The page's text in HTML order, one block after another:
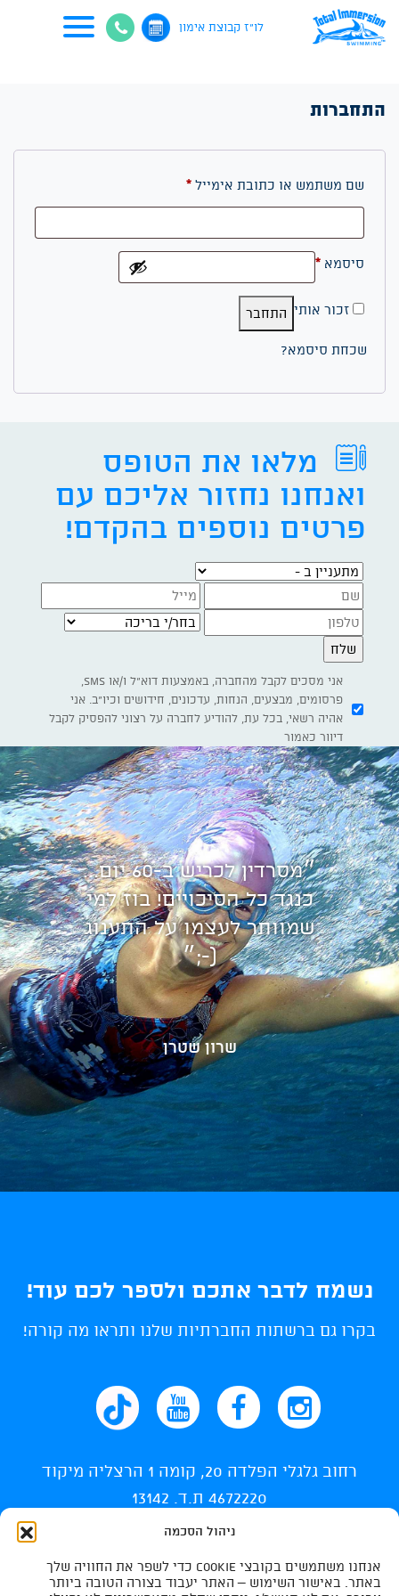
ניהול הסכמה
אנחנו משתמשים בקובצי Cookie כדי לשפר את החוויה שלך
באתר. באישור השימוש – האתר יעבוד בצורה הטובה ביותר
לו"ז קבוצת אימון
דף הבית>החשבון שלי
התחברות
שם משתמש או כתובת אימייל *חובה
סיסמא *חובה
זכור אותי התחבר
שכחת סיסמא?
מלאו את הטופס
ואנחנו נחזור אליכם עם
פרטים נוספים בהקדם!
מתעניין ב -
בחר/י בריכה
פרסומים, מבצעים, הנחות, עדכונים, חידושים וכיו"ב. אני
אהיה רשאי, בכל עת, להודיע לחברה על רצוני להפסיק לקבל
דיוור כאמור
״מסרדין לכריש ב-60 יום...
כנגד כל הסיכויים! בוז למי
שמוותר לעצמו על התענוג
(-;״
שרון שטרן
נשמח לדבר אתכם ולספר לכם עוד!
בקרו גם ברשתות החברתיות שלנו ותראו מה קורה!
רחוב גלגלי הפלדה 20, קומה 1 הרצליה מיקוד
4672220 ת.ד. 13142
info@ti-swim.co.il
035400710